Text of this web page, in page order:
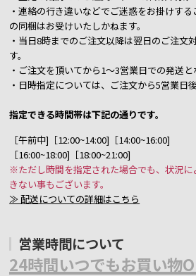
・連絡の行き違いなどでご迷惑をお掛けす
の同梱はお受けいたしかねます。
・当日8時までのご注文以降は翌日のご注文
す。
・ご注文を頂いてから1～3営業日での発送と
・日時指定については、ご注文から5営業日
指定できる時間帯は下記の通りです。
［午前中]［12:00~14:00]［14:00~16:00]
［16:00~18:00]［18:00~21:00]
※ただし時間を指定された場合でも、状況に
きない事もございます。
≫ 配送についての詳細はこちら
営業時間について
24時間いつでもお買い物